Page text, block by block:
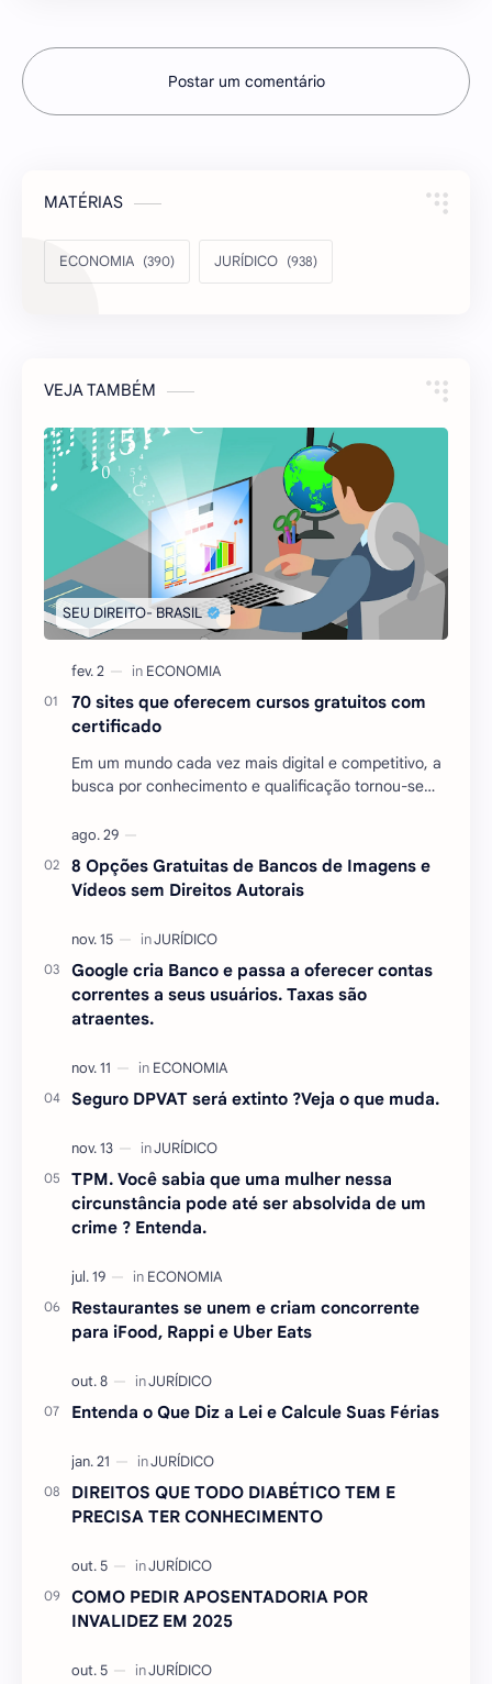
Postar um comentário
MATÉRIAS
ECONOMIA JURÍDICO
VEJA TAMBÉM
70 sites que oferecem cursos gratuitos com
certificado
Em um mundo cada vez mais digital e competitivo, a
busca por conhecimento e qualificação tornou-se
…
8 Opções Gratuitas de Bancos de Imagens e
Vídeos sem Direitos Autorais
Google cria Banco e passa a oferecer contas
correntes a seus usuários. Taxas são
atraentes.
Seguro DPVAT será extinto ?Veja o que muda.
TPM. Você sabia que uma mulher nessa
circunstância pode até ser absolvida de um
crime ? Entenda.
Restaurantes se unem e criam concorrente
para iFood, Rappi e Uber Eats
Entenda o Que Diz a Lei e Calcule Suas Férias
DIREITOS QUE TODO DIABÉTICO TEM E
PRECISA TER CONHECIMENTO
COMO PEDIR APOSENTADORIA POR
INVALIDEZ EM 2025